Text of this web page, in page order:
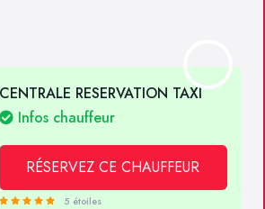
CENTRALE RESERVATION TAXI
Infos chauffeur
RÉSERVEZ CE CHAUFFEUR
5 étoiles